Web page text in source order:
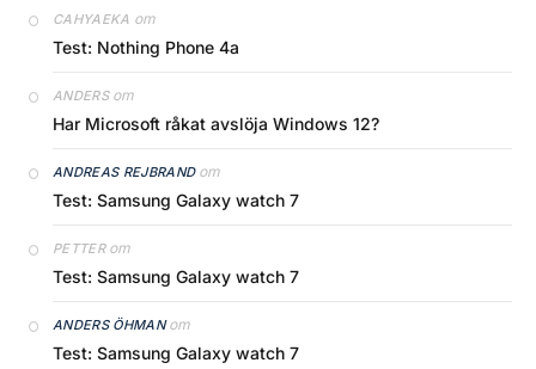
CAHYAEKA om
Test: Nothing Phone 4a
ANDERSom
Har Microsoft råkat avslöja Windows 12?
ANDREAS REJBRANDom
Test: Samsung Galaxy watch 7
PETTERom
Test: Samsung Galaxy watch 7
ANDERS ÖHMANom
Test: Samsung Galaxy watch 7